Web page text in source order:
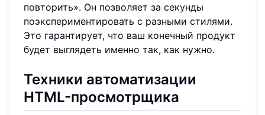
повторить». Он позволяет за секунды
поэкспериментировать с разными стилями.
Это гарантирует, что ваш конечный продукт
будет выглядеть именно так, как нужно.
Техники автоматизации
HTML-просмотрщика